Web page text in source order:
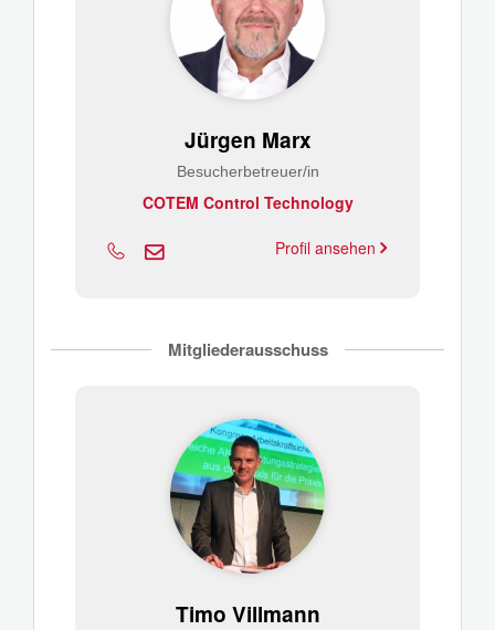
Jürgen Marx
Besucherbetreuer/in
COTEM Control Technology
Profil ansehen
Mitgliederausschuss
Timo Villmann